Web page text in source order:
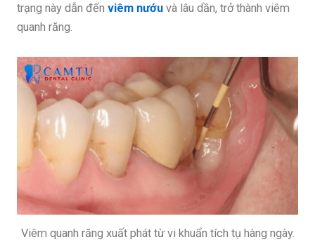
trạng này dẫn đến viêm nướu và lâu dần, trở thành viêm
quanh răng.
Viêm quanh răng xuất phát từ vi khuẩn tích tụ hàng ngày.